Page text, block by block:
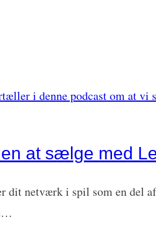
at sælge med
dit netværk i spil som en del